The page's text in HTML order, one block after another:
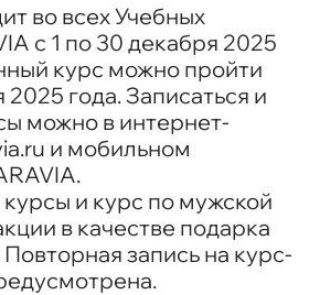
во всех Учебных
с 1 по 30 декабря 2025
курс можно пройти
года. Записаться и
можно в интернет-
и мобильном
и курс по мужской
в качестве подарка
запись на курс-